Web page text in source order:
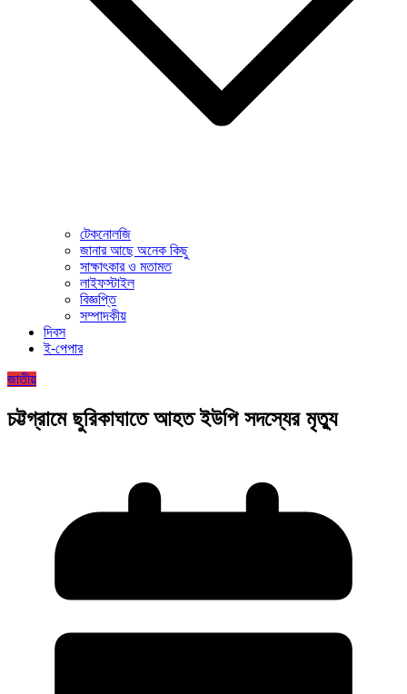
টেকনোলজি
জানার আছে অনেক কিছু
সাক্ষাৎকার ও মতামত
লাইফস্টাইল
বিজ্ঞপ্তি
সম্পাদকীয়
দিবস
ই-পেপার
জাতীয়
চট্টগ্রামে ছুরিকাঘাতে আহত ইউপি সদস্যের মৃত্যু